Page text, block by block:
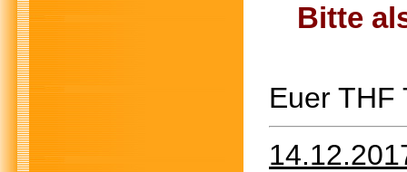
Bitte
Euer THF